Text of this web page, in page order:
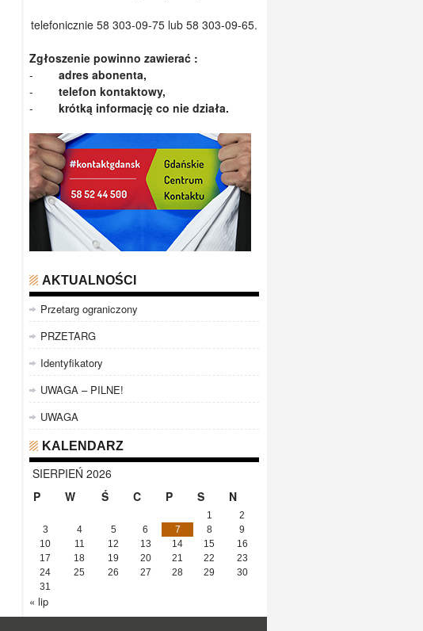
telefonicznie 58 303-09-75 lub 58 303-09-65.
Zgłoszenie powinno zawierać :
- adres abonenta,
- telefon kontaktowy,
- krótką informację co nie działa.
AKTUALNOŚCI
Przetarg ograniczony
PRZETARG
Identyfikatory
UWAGA – PILNE!
UWAGA
KALENDARZ
SIERPIEŃ 2026
P
W Ś C P S N
1
2
3
4 5 6 7 8
9
10
11 12 13 14 15
16
17
18 19 20 21 22
23
24
25 26 27 28 29
30
31
« lip